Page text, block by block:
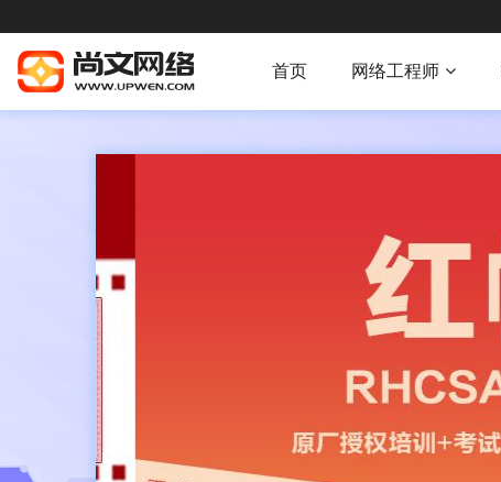
首页 网络工程师